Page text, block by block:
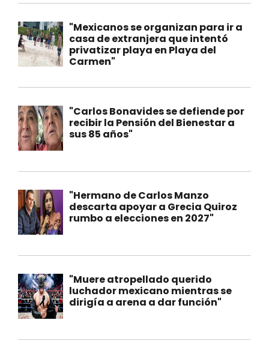
"Mexicanos se organizan para ir a
casa de extranjera que intentó
privatizar playa en Playa del
Carmen"
"Carlos Bonavides se defiende por
recibir la Pensión del Bienestar a
sus 85 años"
"Hermano de Carlos Manzo
descarta apoyar a Grecia Quiroz
rumbo a elecciones en 2027"
"Muere atropellado querido
luchador mexicano mientras se
dirigía a arena a dar función"